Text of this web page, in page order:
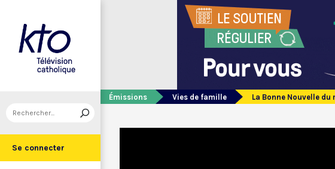
Se connecter
Émissions Vies de famille La Bonne Nouvelle